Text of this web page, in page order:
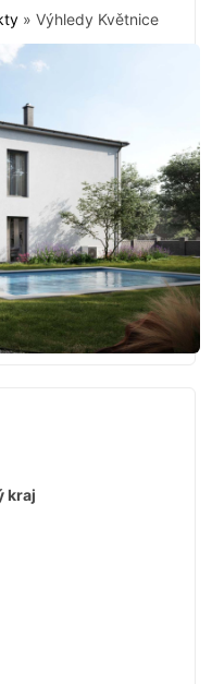
» Výhledy Květnice
kraj